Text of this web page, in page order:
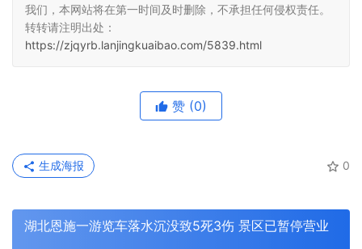
我们，本网站将在第一时间及时删除，不承担任何侵权责任。
转转请注明出处：
https://zjqyrb.lanjingkuaibao.com/5839.html
赞 (0)
0
生成海报
湖北恩施一游览车落水沉没致5死3伤 景区已暂停营业